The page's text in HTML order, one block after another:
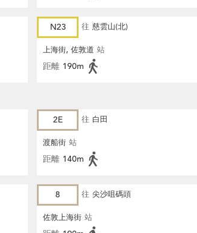
N23 往 慈雲山(北)
上海街, 佐敦道 站
距離 190m
2E 往 白田
渡船街 站
距離 140m
8 往 尖沙咀碼頭
佐敦上海街 站